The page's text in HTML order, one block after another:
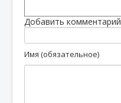
Добавить комментарий
Имя (обязательное)